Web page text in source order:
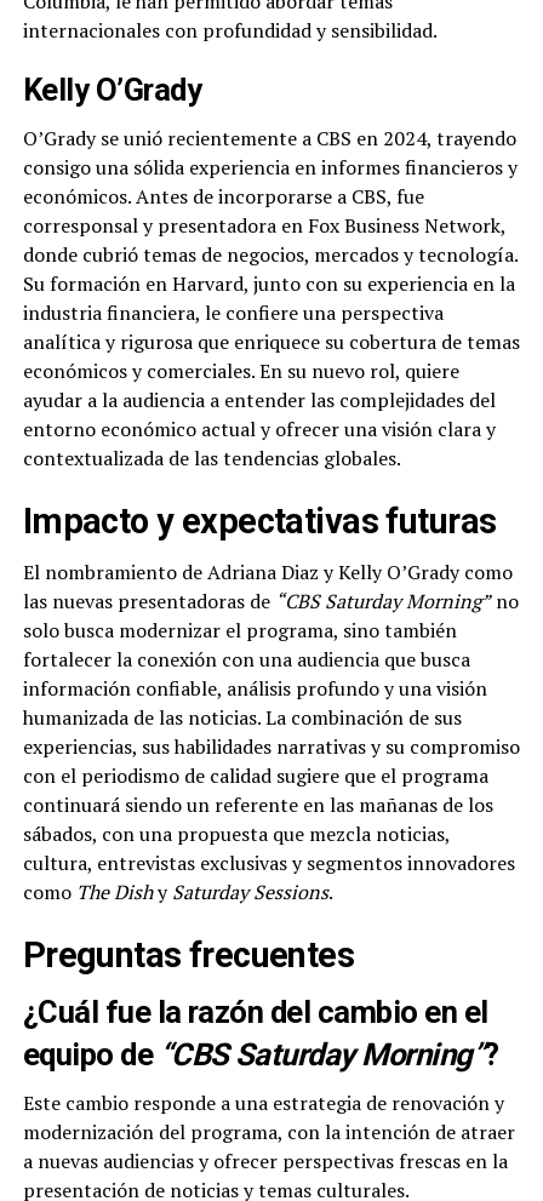
internacionales con profundidad y sensibilidad.
Kelly O’Grady
O’Grady se unió recientemente a CBS en 2024, trayendo
consigo una sólida experiencia en informes financieros y
económicos. Antes de incorporarse a CBS, fue
corresponsal y presentadora en Fox Business Network,
donde cubrió temas de negocios, mercados y tecnología.
Su formación en Harvard, junto con su experiencia en la
industria financiera, le confiere una perspectiva
analítica y rigurosa que enriquece su cobertura de temas
económicos y comerciales. En su nuevo rol, quiere
ayudar a la audiencia a entender las complejidades del
entorno económico actual y ofrecer una visión clara y
contextualizada de las tendencias globales.
Impacto y expectativas futuras
El nombramiento de Adriana Diaz y Kelly O’Grady como
las nuevas presentadoras de “CBS Saturday Morning”no
solo busca modernizar el programa, sino también
fortalecer la conexión con una audiencia que busca
información confiable, análisis profundo y una visión
humanizada de las noticias. La combinación de sus
experiencias, sus habilidades narrativas y su compromiso
con el periodismo de calidad sugiere que el programa
continuará siendo un referente en las mañanas de los
sábados, con una propuesta que mezcla noticias,
cultura, entrevistas exclusivas y segmentos innovadores
como The DishySaturday Sessions.
Preguntas frecuentes
¿Cuál fue la razón del cambio en el
equipo de “CBS Saturday Morning”?
Este cambio responde a una estrategia de renovación y
modernización del programa, con la intención de atraer
a nuevas audiencias y ofrecer perspectivas frescas en la
presentación de noticias y temas culturales.